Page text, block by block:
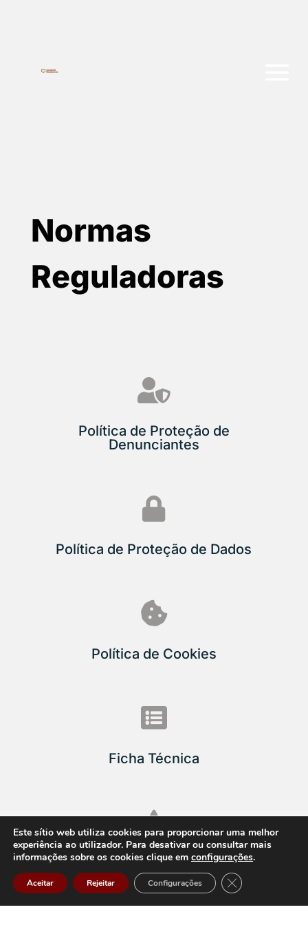
Normas
Reguladoras

Política de Proteção de
Denunciantes

Política de Proteção de Dados

Política de Cookies

Ficha Técnica

Ficha de Informação Geral
Este sítio web utiliza cookies para proporcionar uma melhor
experiência ao utilizador. Para desativar ou consultar mais
informações sobre os cookies clique em configurações.
Aceitar Rejeitar Configurações Close GDPR